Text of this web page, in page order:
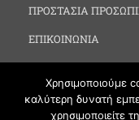
ΠΡΟΣΤΑΣΙΑ
ΕΠΙΚΟΙΝΩΝΙΑ
Χρησιμοποιούμε
καλύτερη δυνατή
χρησιμοποιείτε